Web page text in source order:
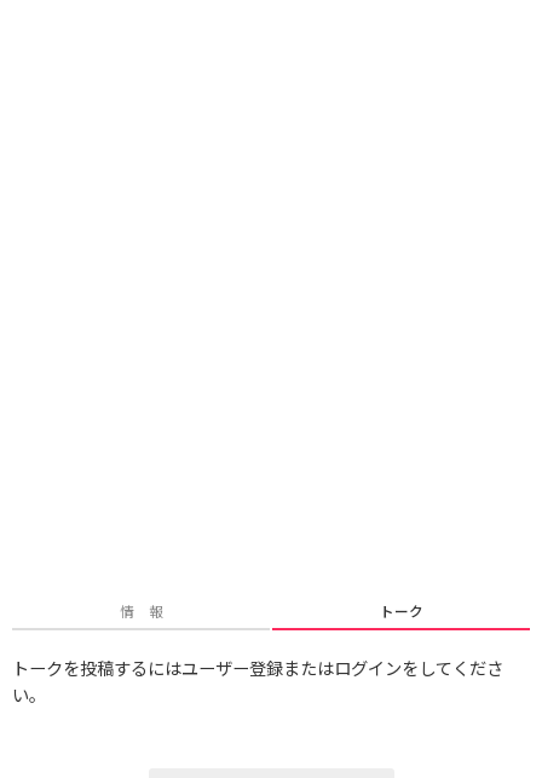
情 報 トーク
トークを投稿するにはユーザー登録またはログインをしてくださ
い。